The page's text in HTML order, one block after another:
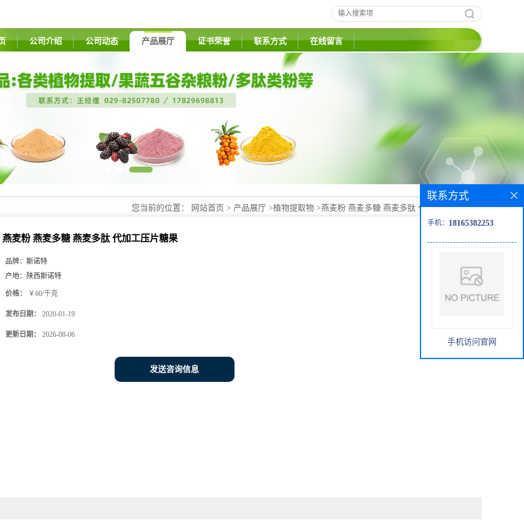
公司介绍 公司动态 产品展厅 证书荣誉 联系方式 在线留言
您当前的位置： 网站首页 > 产品展厅 >植物提取物 >燕麦粉 燕麦多糖 燕麦多肽 代加工压片糖果
燕麦粉 燕麦多糖 燕麦多肽 代加工压片糖果
品牌： 斯诺特
产地：
陕西斯诺特
价格： ￥60/千克
发布日期： 2020-01-19
更新日期： 2026-08-06
发送咨询信息
联系方式
手机： 18165382253
手机访问官网